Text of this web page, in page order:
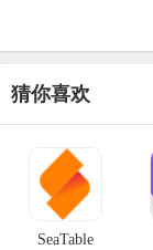
猜你喜欢
SeaTable